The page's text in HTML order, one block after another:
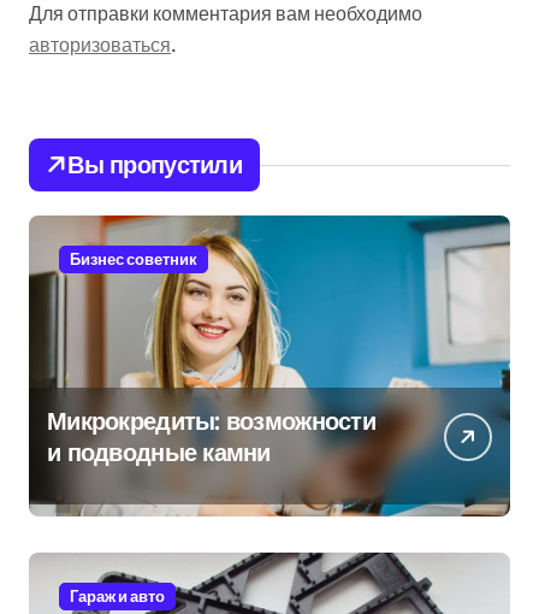
Для отправки комментария вам необходимо
авторизоваться.
Вы пропустили
Бизнес советник
Микрокредиты: возможности
и подводные камни
Гараж и авто